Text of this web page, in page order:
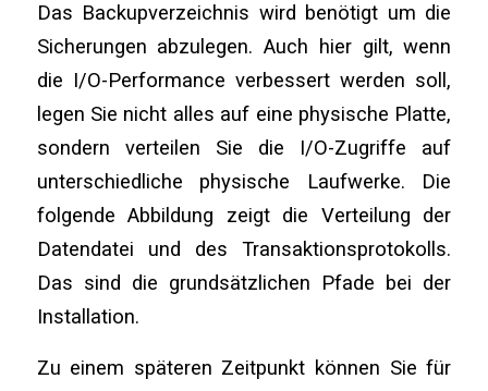
Das Backupverzeichnis wird benötigt um die
Sicherungen abzulegen. Auch hier gilt, wenn
die I/O-Performance verbessert werden soll,
legen Sie nicht alles auf eine physische Platte,
sondern verteilen Sie die I/O-Zugriffe auf
unterschiedliche physische Laufwerke. Die
folgende Abbildung zeigt die Verteilung der
Datendatei und des Transaktionsprotokolls.
Das sind die grundsätzlichen Pfade bei der
Installation.
Zu einem späteren Zeitpunkt können Sie für